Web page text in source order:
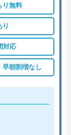
り無料
り
対応
早朝割増なし